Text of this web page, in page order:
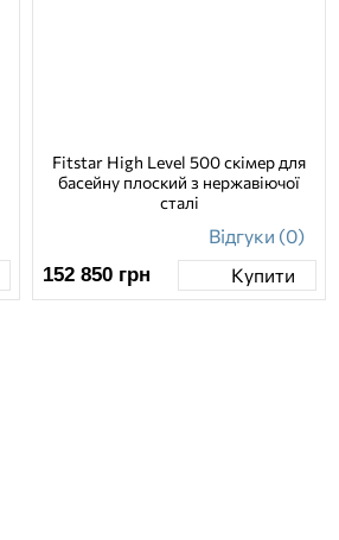
Fitstar High Level 500 скімер для
басейну плоский з нержавіючої
сталі
Відгуки (0)
152 850 грн Купити